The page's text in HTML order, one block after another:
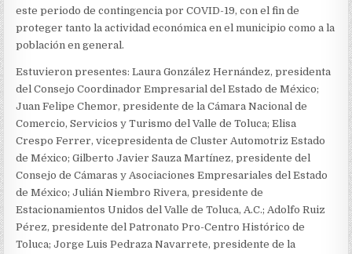
este periodo de contingencia por COVID-19, con el fin de
proteger tanto la actividad económica en el municipio como a la
población en general.
Estuvieron presentes: Laura González Hernández, presidenta
del Consejo Coordinador Empresarial del Estado de México;
Juan Felipe Chemor, presidente de la Cámara Nacional de
Comercio, Servicios y Turismo del Valle de Toluca; Elisa
Crespo Ferrer, vicepresidenta de Cluster Automotriz Estado
de México; Gilberto Javier Sauza Martínez, presidente del
Consejo de Cámaras y Asociaciones Empresariales del Estado
de México; Julián Niembro Rivera, presidente de
Estacionamientos Unidos del Valle de Toluca, A.C.; Adolfo Ruiz
Pérez, presidente del Patronato Pro-Centro Histórico de
Toluca; Jorge Luis Pedraza Navarrete, presidente de la